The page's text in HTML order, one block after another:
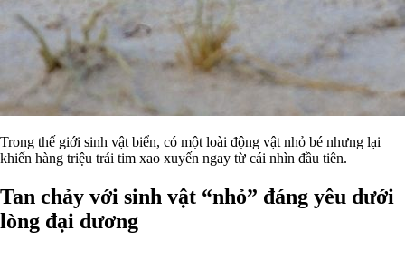
Trong thế giới sinh vật biển, có một loài động vật nhỏ bé nhưng lại
khiến hàng triệu trái tim xao xuyến ngay từ cái nhìn đầu tiên.
Tan chảy với sinh vật “nhỏ” đáng yêu dưới
lòng đại dương